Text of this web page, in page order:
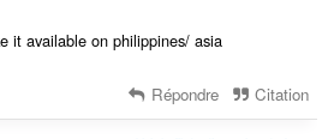
it available on philippines/ asia
Répondre Citation